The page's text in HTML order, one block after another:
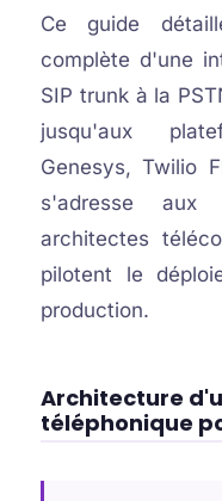
Ce guide
complète d'une
SIP trunk à la
jusqu'aux
Genesys, Twilio
s'adresse aux
architectes
pilotent le
production.
Architecture
téléphonique